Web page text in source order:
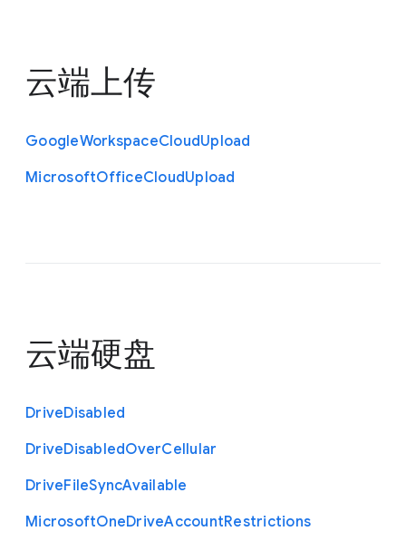
云端上传
GoogleWorkspaceCloudUpload
MicrosoftOfficeCloudUpload
云端硬盘
DriveDisabled
DriveDisabledOverCellular
DriveFileSyncAvailable
MicrosoftOneDriveAccountRestrictions